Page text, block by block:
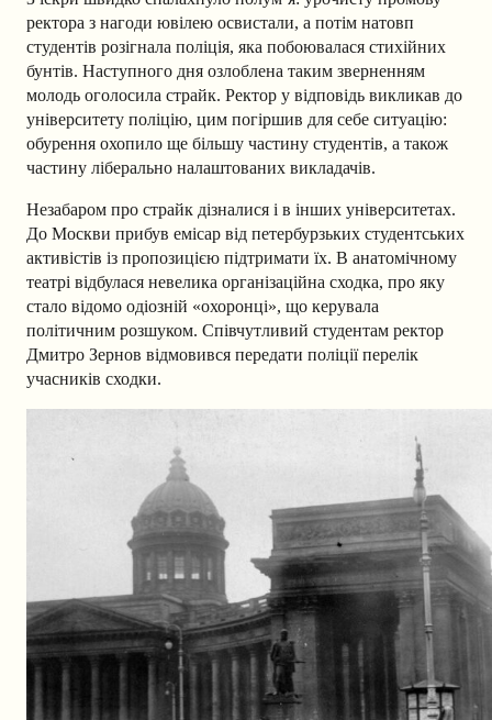
ректора з нагоди ювілею освистали, а потім натовп
студентів розігнала поліція, яка побоювалася стихійних
бунтів. Наступного дня озлоблена таким зверненням
молодь оголосила страйк. Ректор у відповідь викликав до
університету поліцію, цим погіршив для себе ситуацію:
обурення охопило ще більшу частину студентів, а також
частину ліберально налаштованих викладачів.
Незабаром про страйк дізналися і в інших університетах.
До Москви прибув емісар від петербурзьких студентських
активістів із пропозицією підтримати їх. В анатомічному
театрі відбулася невелика організаційна сходка, про яку
стало відомо одіозній «охоронці», що керувала
політичним розшуком. Співчутливий студентам ректор
Дмитро Зернов відмовився передати поліції перелік
учасників сходки.